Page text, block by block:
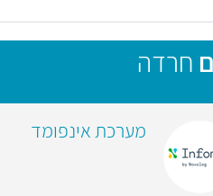
חרדה
מערכת אינפומד